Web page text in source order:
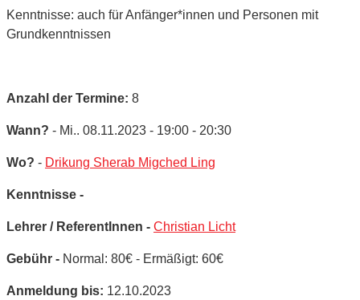
Kenntnisse: auch für Anfänger*innen und Personen mit
Grundkenntnissen
Anzahl der Termine: 8
Wann? - Mi.. 08.11.2023 - 19:00 - 20:30
Wo? - Drikung Sherab Migched Ling
Kenntnisse -
Lehrer / ReferentInnen - Christian Licht
Gebühr - Normal: 80€ - Ermäßigt: 60€
Anmeldung bis: 12.10.2023